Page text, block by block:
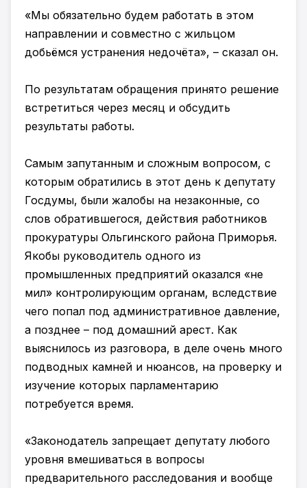
«Мы обязательно будем работать в этом
направлении и совместно с жильцом
добьёмся устранения недочёта», – сказал он.
По результатам обращения принято решение
встретиться через месяц и обсудить
результаты работы.
Самым запутанным и сложным вопросом, с
которым обратились в этот день к депутату
Госдумы, были жалобы на незаконные, со
слов обратившегося, действия работников
прокуратуры Ольгинского района Приморья.
Якобы руководитель одного из
промышленных предприятий оказался «не
мил» контролирующим органам, вследствие
чего попал под административное давление,
а позднее – под домашний арест. Как
выяснилось из разговора, в деле очень много
подводных камней и нюансов, на проверку и
изучение которых парламентарию
потребуется время.
«Законодатель запрещает депутату любого
уровня вмешиваться в вопросы
предварительного расследования и вообще